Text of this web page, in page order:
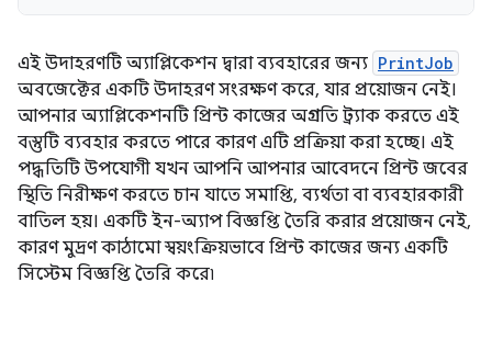
এই উদাহরণটি অ্যাপ্লিকেশন দ্বারা ব্যবহারের জন্য PrintJob
অবজেক্টের একটি উদাহরণ সংরক্ষণ করে, যার প্রয়োজন নেই।
আপনার অ্যাপ্লিকেশনটি প্রিন্ট কাজের অগ্রগতি ট্র্যাক করতে এই
বস্তুটি ব্যবহার করতে পারে কারণ এটি প্রক্রিয়া করা হচ্ছে। এই
পদ্ধতিটি উপযোগী যখন আপনি আপনার আবেদনে প্রিন্ট জবের
স্থিতি নিরীক্ষণ করতে চান যাতে সমাপ্তি, ব্যর্থতা বা ব্যবহারকারী
বাতিল হয়। একটি ইন-অ্যাপ বিজ্ঞপ্তি তৈরি করার প্রয়োজন নেই,
কারণ মুদ্রণ কাঠামো স্বয়ংক্রিয়ভাবে প্রিন্ট কাজের জন্য একটি
সিস্টেম বিজ্ঞপ্তি তৈরি করে৷